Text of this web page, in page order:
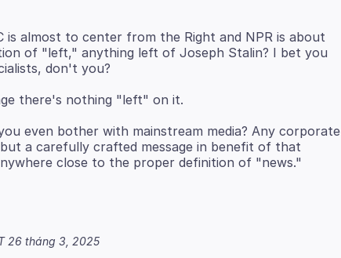
is almost to center from the Right and NPR is about
of "left," anything left of Joseph Stalin? I bet you
even bother with mainstream media? Any corporate
a carefully crafted message in benefit of that
26 tháng 3, 2025